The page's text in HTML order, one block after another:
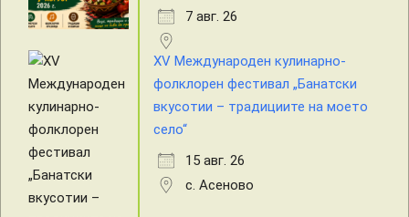
7 авг. 26
XV Международен кулинарно-
фолклорен фестивал „Банатски
вкусотии – традициите на моето
село“
15 авг. 26
с. Асеново